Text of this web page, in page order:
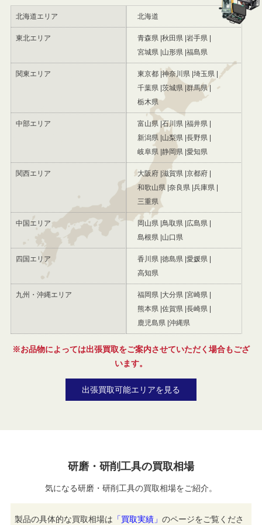
北海道エリア 北海道
東北エリア 青森県 秋田県 岩手県
宮城県 山形県 福島県
関東エリア 東京都 神奈川県 埼玉県
千葉県 茨城県 群馬県
栃木県
中部エリア 富山県 石川県 福井県
新潟県 山梨県 長野県
岐阜県 静岡県 愛知県
関西エリア 大阪府 滋賀県 京都府
和歌山県 奈良県 兵庫県
三重県
中国エリア 岡山県 鳥取県 広島県
島根県 山口県
四国エリア 香川県 徳島県 愛媛県
高知県
九州・沖縄エリア 福岡県 大分県 宮崎県
熊本県 佐賀県 長崎県
鹿児島県 沖縄県
※お品物によっては出張買取をご案内させていただく場合もござ
います。
出張買取可能エリアを見る
研磨・研削工具の買取相場
気になる研磨・研削工具の買取相場をご紹介。
製品の具体的な買取相場は 「買取実績」 のページをご覧くださ